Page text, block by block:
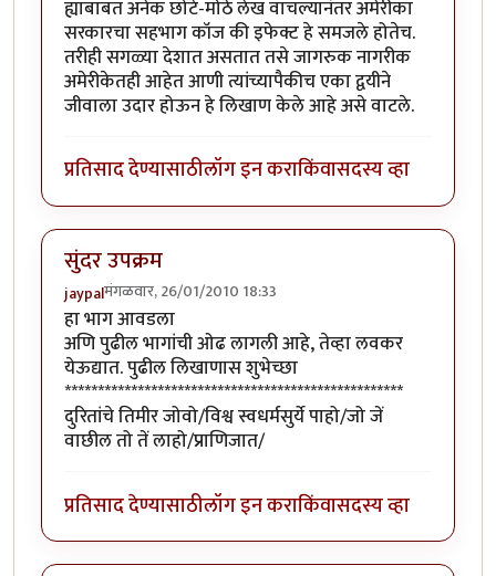
ह्याबाबत अनेक छोटे-मोठे लेख वाचल्यानंतर अमेरीका
सरकारचा सहभाग कॉज की इफेक्ट हे समजले होतेच.
तरीही सगळ्या देशात असतात तसे जागरुक नागरीक
अमेरीकेतही आहेत आणी त्यांच्यापैकीच एका द्वयीने
जीवाला उदार होऊन हे लिखाण केले आहे असे वाटले.
प्रतिसाद देण्यासाठीलॉग इन कराकिंवासदस्य व्हा
सुंदर उपक्रम
jaypalमंगळवार, 26/01/2010 18:33
हा भाग आवडला
अणि पुढील भागांची ओढ लागली आहे, तेव्हा लवकर
येऊद्यात. पुढील लिखाणास शुभेच्छा
***************************************************
दुरितांचे तिमीर जोवो/विश्व स्वधर्मसुर्ये पाहो/जो जें
वाछील तो तें लाहो/प्राणिजात/
प्रतिसाद देण्यासाठीलॉग इन कराकिंवासदस्य व्हा